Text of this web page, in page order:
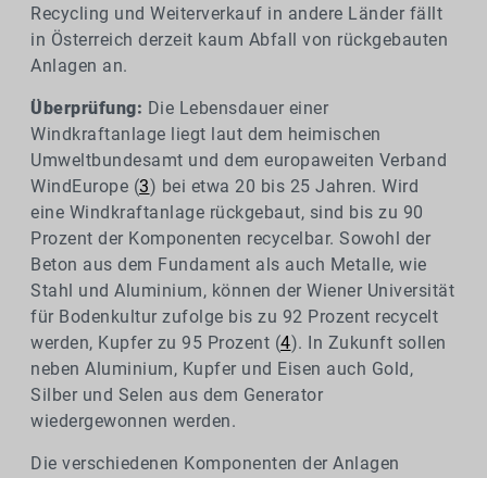
Recycling und Weiterverkauf in andere Länder fällt
in Österreich derzeit kaum Abfall von rückgebauten
Anlagen an.
Überprüfung: Die Lebensdauer einer
Windkraftanlage liegt laut dem heimischen
Umweltbundesamt und dem europaweiten Verband
WindEurope (3) bei etwa 20 bis 25 Jahren. Wird
eine Windkraftanlage rückgebaut, sind bis zu 90
Prozent der Komponenten recycelbar. Sowohl der
Beton aus dem Fundament als auch Metalle, wie
Stahl und Aluminium, können der Wiener Universität
für Bodenkultur zufolge bis zu 92 Prozent recycelt
werden, Kupfer zu 95 Prozent (4). In Zukunft sollen
neben Aluminium, Kupfer und Eisen auch Gold,
Silber und Selen aus dem Generator
wiedergewonnen werden.
Die verschiedenen Komponenten der Anlagen